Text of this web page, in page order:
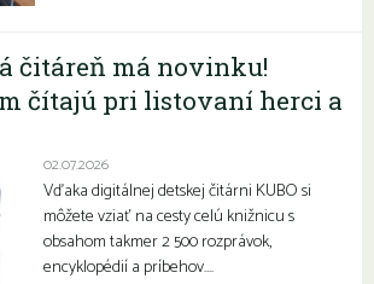
čitáreň má novinku!
čítajú pri listovaní herci a
02.07.2026
Vďaka digitálnej detskej čitárni KUBO si
môžete vziať na cesty celú knižnicu s
obsahom takmer 2 500 rozprávok,
encyklopédií a príbehov….